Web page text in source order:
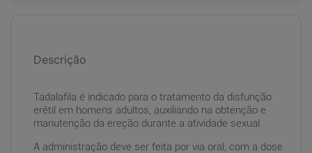
Descrição
Tadalafila é indicado para o tratamento da disfunção
erétil em homens adultos, auxiliando na obtenção e
manutenção da ereção durante a atividade sexual.
A administração deve ser feita por via oral, com a dose